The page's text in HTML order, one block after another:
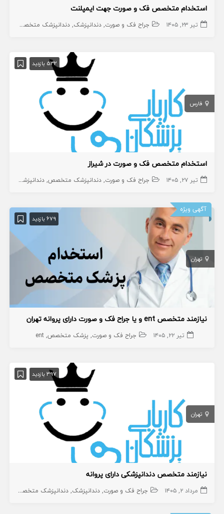
استخدام متخصص فک و صورت جهت ایمپلنت
تیر ۲۳, ۱۴۰۵ جراح فک و صورت دندانپزشک دندانپزشک متخصص
532 بازدید
فارس
استخدام متخصص فک و صورت در شیراز
تیر ۲۷, ۱۴۰۵ جراح فک و صورت دندانپزشک متخصص دندانپزشک
آگهی ویژه
679 بازدید
تهران
نیازمند متخصص ent و یا جراح فک و صورت دارای پروانه تهران
تیر ۲۲, ۱۴۰۵ جراح فک و صورت پزشک متخصص ent
397 بازدید
تهران
نیازمند متخصص دندانپزشکی دارای پروانه
مرداد ۲, ۱۴۰۵ جراح فک و صورت دندانپزشک دندانپزشک متخصص